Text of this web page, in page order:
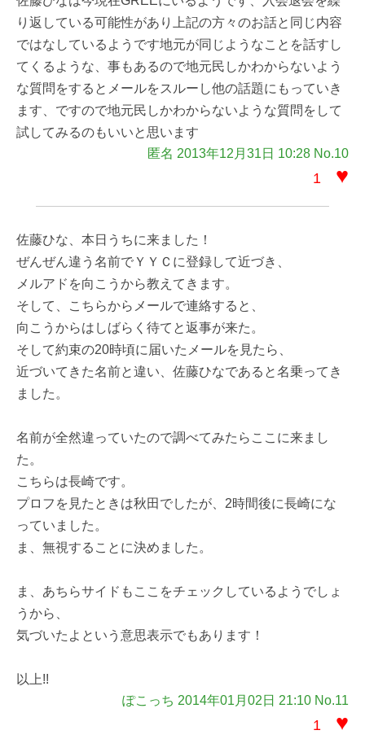
り返している可能性があり上記の方々のお話と同じ内容
ではなしているようです地元が同じようなことを話すし
てくるような、事もあるので地元民しかわからないよう
な質問をするとメールをスルーし他の話題にもっていき
ます、ですので地元民しかわからないような質問をして
試してみるのもいいと思います
匿名 2013年12月31日 10:28 No.10
1 ♥
佐藤ひな、本日うちに来ました！
ぜんぜん違う名前でＹＹＣに登録して近づき、
メルアドを向こうから教えてきます。
そして、こちらからメールで連絡すると、
向こうからはしばらく待てと返事が来た。
そして約束の20時頃に届いたメールを見たら、
近づいてきた名前と違い、佐藤ひなであると名乗ってき
ました。
名前が全然違っていたので調べてみたらここに来まし
た。
こちらは長崎です。
プロフを見たときは秋田でしたが、2時間後に長崎にな
っていました。
ま、無視することに決めました。
ま、あちらサイドもここをチェックしているようでしょ
うから、
気づいたよという意思表示でもあります！
以上!!
ぽこっち 2014年01月02日 21:10 No.11
1 ♥